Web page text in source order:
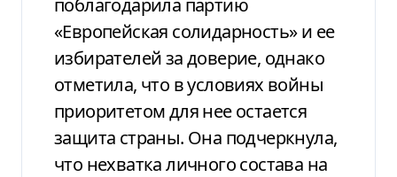
«Европейская солидарность» и ее
избирателей за доверие, однако
отметила, что в условиях войны
приоритетом для нее остается
защита страны. Она подчеркнула,
что нехватка личного состава на